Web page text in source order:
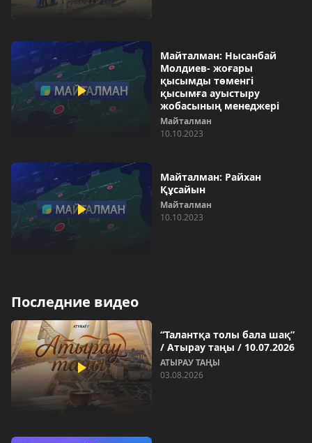
Майталман: Нысанбай
Молдиев- жоғары
қысымды төменгі
қысымға ауыстыру
жобасының менеджері
Майталман
10.10.2023
Майталман: Райхан
Құсайын
Майталман
10.10.2023
Последние видео
“Талантқа толы бала шақ”
/ Атырау таңы / 10.07.2026
АТЫРАУ ТАҢЫ
03.08.2026